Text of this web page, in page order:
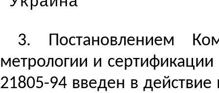
3. Постановлением
метрологии и
21805-94 введен в действие